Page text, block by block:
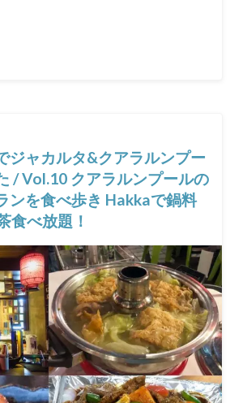
ジャカルタ&クアラルンプー
/ Vol.10 クアラルンプールの
ンを食べ歩き Hakkaで鍋料
食べ放題！